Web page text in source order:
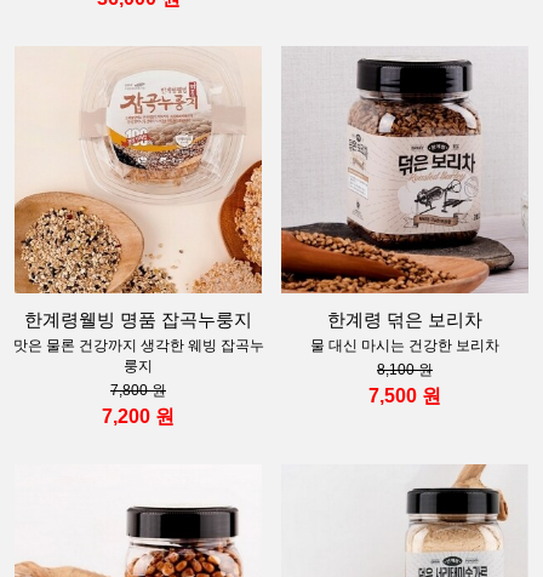
한계령웰빙 명품 잡곡누룽지
맛은 물론 건강까지 생각한 웨빙 잡곡누
룽지
7,800 원
7,200 원
한계령 덖은 보리차
물 대신 마시는 건강한 보리차
8,100 원
7,500 원